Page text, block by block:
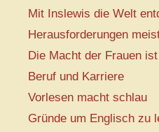
Mit Inslewis die Welt
Herausforderungen
Die Macht der Frauen
Beruf und Karriere
Vorlesen macht schlau
Gründe um Englisch zu